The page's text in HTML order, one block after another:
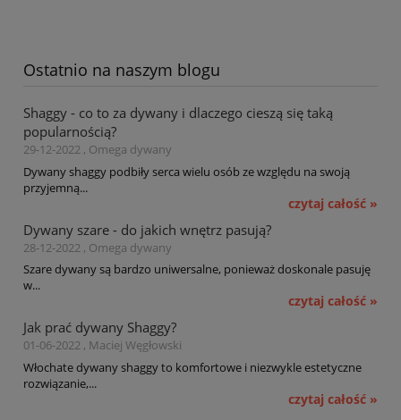
Ostatnio na naszym blogu
Shaggy - co to za dywany i dlaczego cieszą się taką
popularnością?
29-12-2022 , Omega dywany
Dywany shaggy podbiły serca wielu osób ze względu na swoją
przyjemną...
czytaj całość »
Dywany szare - do jakich wnętrz pasują?
28-12-2022 , Omega dywany
Szare dywany są bardzo uniwersalne, ponieważ doskonale pasuję
w...
czytaj całość »
Jak prać dywany Shaggy?
01-06-2022 , Maciej Węgłowski
Włochate dywany shaggy to komfortowe i niezwykle estetyczne
rozwiązanie,...
czytaj całość »